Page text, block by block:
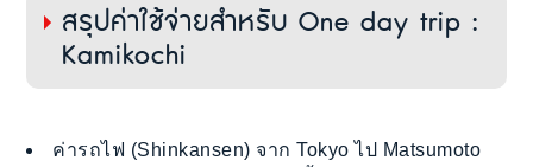
สรุปค่าใช้จ่ายสำหรับ One day trip :
Kamikochi
ค่ารถไฟ (Shinkansen) จาก Tokyo ไป Matsumoto